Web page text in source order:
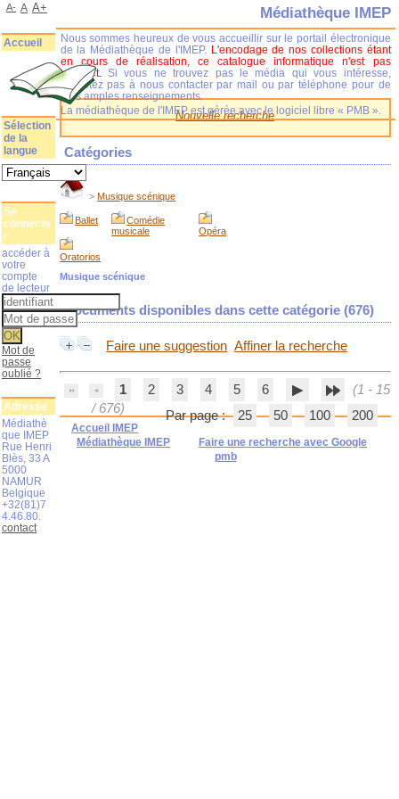
Nouvelle recherche
Catégories
>Musique scénique
Ballet
Comédie
musicale
Opéra
Oratorios
Musique scénique
Documents disponibles dans cette catégorie (676)
Faire une suggestion Affiner la recherche
1 2 3 4 5 6
(1 - 15
/ 676)
Par page : 25 50 100 200
Accueil IMEP
Médiathèque IMEP
Faire une recherche avec Google
pmb
Médiathèque IMEP
Nous sommes heureux de vous accueillir sur le portail électronique
de la Médiathèque de l'IMEP. L'encodage de nos collections étant
en cours de réalisation, ce catalogue informatique n'est pas
complet.
Si vous ne trouvez pas le média qui vous intéresse,
n'hésitez pas à nous contacter par mail ou par téléphone pour de
plus amples renseignements.
La médiathèque de l'IMEP est gérée avec le logiciel libre « PMB ».
A- A A+
Accueil
Sélection
de la
langue
Se
connecte
r
accéder à
votre
compte
de lecteur
Mot de
passe
oublié ?
Adresse
Médiathè
que IMEP
Rue Henri
Blès, 33 A
5000
NAMUR
Belgique
+32(81)7
4.46.80.
contact